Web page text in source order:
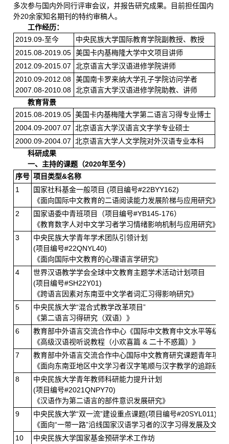
多次参与国内外同行评审会议，并报告研究成果。目前担任国内
外20余家知名期刊的特约审稿人。
工作经历：
2019.09-至今
中央民族大学国际教育学院副教授、教授
2015.08-2019.05 美国卡内基梅隆大学中文项目讲师
2012.09-2015.07
北京语言大学汉语进修学院讲师
2010.09-2012.08
2007.08-2010.08
美国南卡罗来纳大学孔子学院访问学者
北京语言大学汉语进修学院助教、讲师
教育背景
2015.08-2019.05 美国卡内基梅隆大学第二语言习得专业博士
2004.09-2007.07 北京语言大学汉语言文字学专业硕士
2000.09-2004.07 北京语言大学人文学院对外汉语专业本科
科研成果
一、主持的课题（2020年至今）
序号 项目类型&名称
1
国家社科基金一般项目 (项目编号#22BYY162)
《面向国际中文教育的二语阅读能力发展阶梯与应用研究》
2
国家语委中青班项目（项目编号#YB145-176）
《教育数字人对中文学习者学习情绪影响机制与应用研究》
3
中央民族大学青年学术团队引领计划
(项目编号#22QNYL40)
《面向国际中文教育的心理语言学研究》
4
世界汉语教学学会全球中文教育主题学术活动计划项目
(项目编号#SH22Y01)
《跨语言因素对东南亚中文学者词汇习得影响研究》
5
中央民族大学“混合式教学改革项目”
《第二语言习得研究（双语）》
6
教育部中外语言交流合作中心《国际中文教育中文水平等级
《高级汉语视听说教程（小欢喜篇 & 二十不惑篇）》
7
教育部中外语言交流合作中心国际中文教育研究课题青年项
《面向东南亚地区中文学习者汉字笔顺与汉字教学的追踪研究
8
中央民族大学青年教师科研能力提升计划
(项目编号#2021QNPY70)
《汉语作为第二语言的部件意识发展研究》
9
中央民族大学“双一流”建设重点课题(项目编号#20SYL011)
《面向“一带一路”沿线国家汉语学习者的汉字习得发展及文化
10
中央民族大学国家基金预研学术工作坊